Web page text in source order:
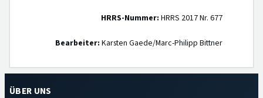
HRRS-Nummer: HRRS 2017 Nr. 677
Bearbeiter: Karsten Gaede/Marc-Philipp Bittner
ÜBER UNS